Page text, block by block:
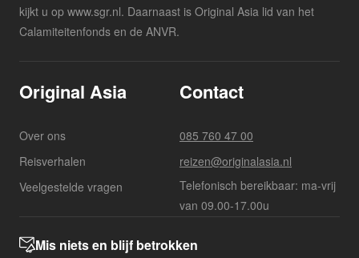
kijkt u op www.sgr.nl. Daarnaast is Original Asia lid van het
Calamiteitenfonds en de ANVR.
Original Asia
Over ons
Reisverhalen
Veelgestelde vragen
Contact
085 760 47 00
reizen@originalasia.nl
Telefonisch bereikbaar: ma-vrij
van 09.00-17.00u
Mis niets en blijf betrokken